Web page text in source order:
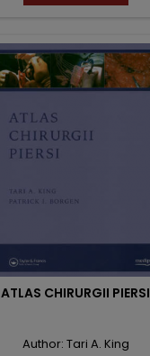
ATLAS CHIRURGII PIERSI
Author: Tari A. King